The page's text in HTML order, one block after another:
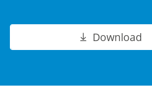
Download